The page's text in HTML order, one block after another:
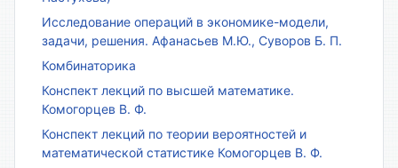
Исследование операций в экономике-модели,
задачи, решения. Афанасьев М.Ю., Суворов Б. П.
Комбинаторика
Конспект лекций по высшей математике.
Комогорцев В. Ф.
Конспект лекций по теории вероятностей и
математической статистике Комогорцев В. Ф.